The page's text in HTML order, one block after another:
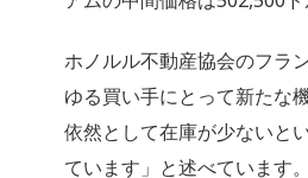
ホノルル不動産協会のフラ
ゆる買い手にとって新たな
依然として在庫が少ないと
ています」と述べています。